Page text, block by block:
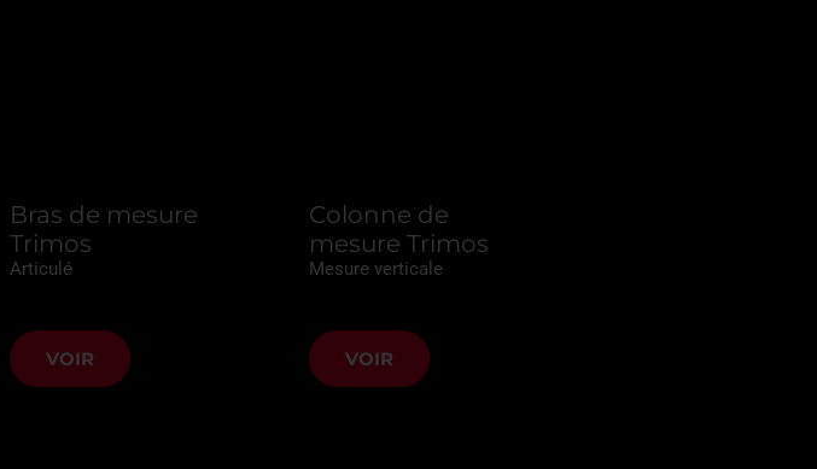
Bras de mesure
Trimos
Articulé
VOIR
Colonne de
mesure Trimos
Mesure verticale
VOIR